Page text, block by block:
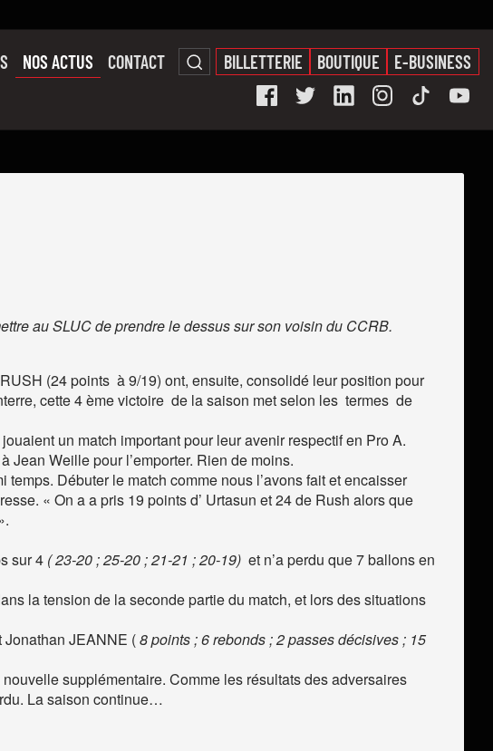
NOS ACTUS CONTACT BILLETTERIE BOUTIQUE E-BUSINESS
au SLUC de prendre le dessus sur son voisin du CCRB.
(24 points à 9/19) ont, ensuite, consolidé leur position pour
cette 4 ème victoire de la saison met selon les termes de
un match important pour leur avenir respectif en Pro A.
Jean Weille pour l’emporter. Rien de moins.
Débuter le match comme nous l’avons fait et encaisser
« On a a pris 19 points d’ Urtasun et 24 de Rush alors que
sur 4 ( 23-20 ; 25-20 ; 21-21 ; 20-19) et n’a perdu que 7 ballons en
la tension de la seconde partie du match, et lors des situations
JEANNE (8 points ; 6 rebonds ; 2 passes décisives ; 15
supplémentaire. Comme les résultats des adversaires
La saison continue…